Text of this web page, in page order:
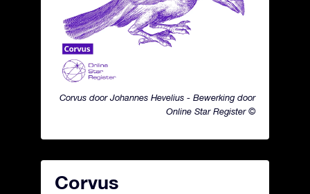
Corvus door Johannes Hevelius - Bewerking door
Online Star Register ©
Corvus